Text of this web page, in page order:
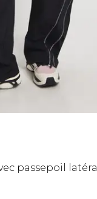
passepoil latéral